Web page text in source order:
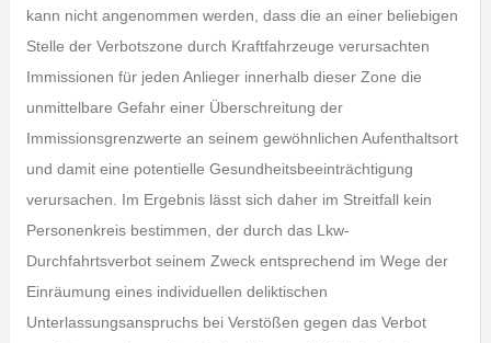
kann nicht angenommen werden, dass die an einer beliebigen
Stelle der Verbotszone durch Kraftfahrzeuge verursachten
Immissionen für jeden Anlieger innerhalb dieser Zone die
unmittelbare Gefahr einer Überschreitung der
Immissionsgrenzwerte an seinem gewöhnlichen Aufenthaltsort
und damit eine potentielle Gesundheitsbeeinträchtigung
verursachen. Im Ergebnis lässt sich daher im Streitfall kein
Personenkreis bestimmen, der durch das Lkw-
Durchfahrtsverbot seinem Zweck entsprechend im Wege der
Einräumung eines individuellen deliktischen
Unterlassungsanspruchs bei Verstößen gegen das Verbot